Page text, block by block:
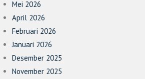
Mei 2026
April 2026
Februari 2026
Januari 2026
Desember 2025
November 2025